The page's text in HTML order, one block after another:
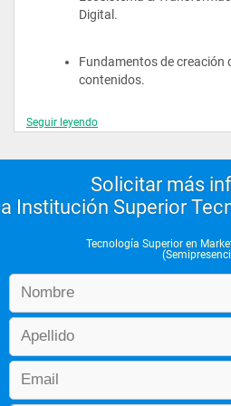
Digital.
Fundamentos de creación
contenidos.
Realidad nacional e
Estadística básica para
digitales.
Seguir leyendo
Solicitar más
a Institución Superior
Tecnología Superior en